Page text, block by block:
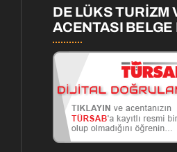
DE LÜKS TURİZM
ACENTASI BELGE